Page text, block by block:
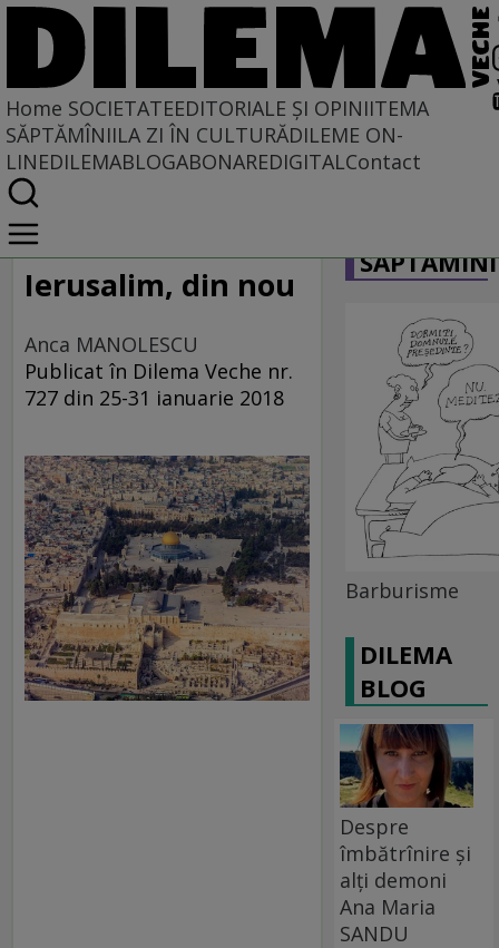
Home SOCIETATEEDITORIALE ȘI OPINIITEMA
SĂPTĂMÎNIILA ZI ÎN CULTURĂDILEME ON-
LINEDILEMABLOGABONAREDIGITALContact
Home
Societate
DIN POLUL PLUS
Ierusalim, din nou
Anca MANOLESCU
Publicat în Dilema Veche nr.
727 din 25-31 ianuarie 2018
Barburisme
DILEMA
BLOG
Despre
îmbătrînire și
alți demoni
Ana Maria
SANDU